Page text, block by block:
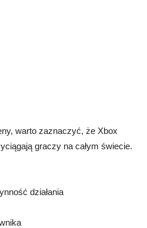
warto zaznaczyć, że Xbox
graczy na całym świecie.
działania